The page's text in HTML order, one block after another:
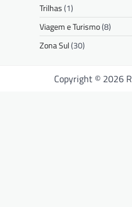
Trilhas(1)
Viagem e Turismo(8)
Zona Sul(30)
Copyright © 2026